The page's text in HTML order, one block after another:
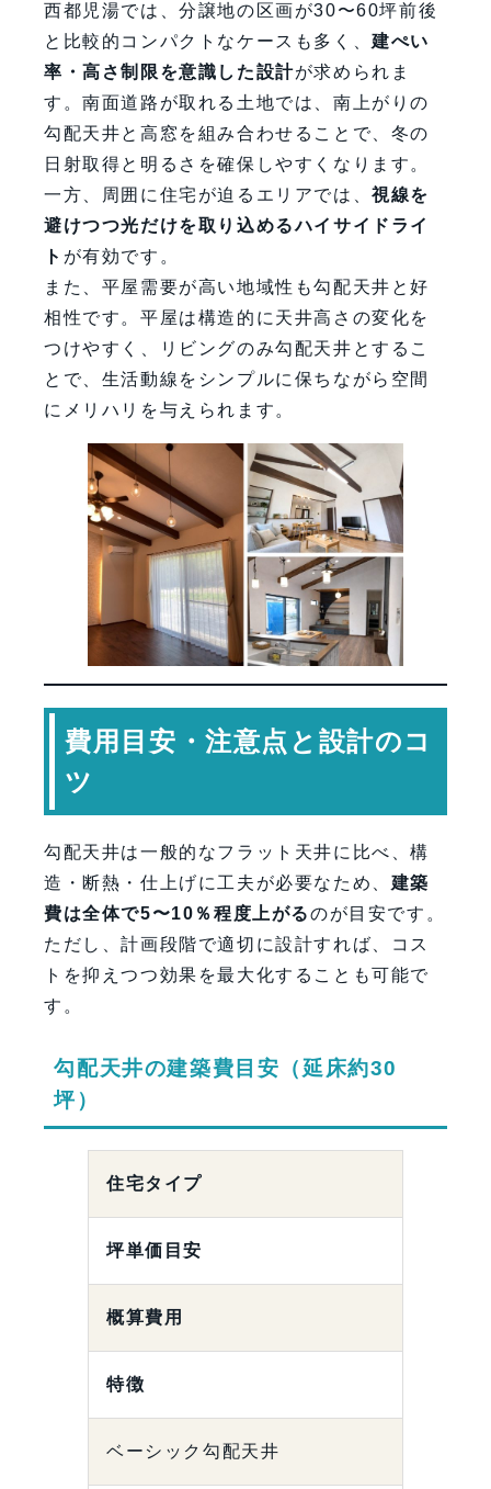
西都児湯では、分譲地の区画が30〜60坪前後
と比較的コンパクトなケースも多く、建ぺい
率・高さ制限を意識した設計が求められま
す。南面道路が取れる土地では、南上がりの
勾配天井と高窓を組み合わせることで、冬の
日射取得と明るさを確保しやすくなります。
一方、周囲に住宅が迫るエリアでは、視線を
避けつつ光だけを取り込めるハイサイドライ
ト が有効です。
また、平屋需要が高い地域性も勾配天井と好
相性です。平屋は構造的に天井高さの変化を
つけやすく、リビングのみ勾配天井とするこ
とで、生活動線をシンプルに保ちながら空間
にメリハリを与えられます。
費用目安・注意点と設計のコ
ツ
勾配天井は一般的なフラット天井に比べ、構
造・断熱・仕上げに工夫が必要なため、 建築
費は全体で5〜10％程度上がるのが目安です。
ただし、計画段階で適切に設計すれば、コス
トを抑えつつ効果を最大化することも可能で
す。
勾配天井の建築費目安（延床約30
坪）
住宅タイプ
坪単価目安
概算費用
特徴
ベーシック勾配天井